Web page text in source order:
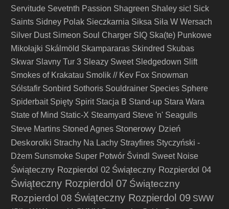
Servitude Sevetnth Passion Shagreen Shaley sic! Sick
Saints Sidney Polak Sieczkarnia Siksa Siła W Wersach
Silver Dust Simeon Soul Charger SIQ Ska(te) Punkowe
Mikołajki Skálmöld Skampararas Skindred Skubas
Skwar Slavny Tur 3 Sleazy Sweet Sledgedown Slift
Smokes of Krakatau Smolik // Kev Fox Snowman
Sólstafir Sonbird Sothoris Souldrainer Species Sphere
Spiderbait Spięty Spirit Stacja B Stand-up Stara Wara
State of Mind Static-X Steamyard Steve 'n' Seagulls
Steve Martins Stoned Agnes Stonerowy Dzień
Deskorolki Strachy Na Lachy Strayfires Styczyński -
Dżem Sunsmoke Super Potwór Švindl Sweet Noise
Świąteczny Rozpierdol 02 Świąteczny Rozpierdol 04
Świąteczny Rozpierdol 07 Świąteczny
Rozpierdol 08 Świąteczny Rozpierdol 09 SWW